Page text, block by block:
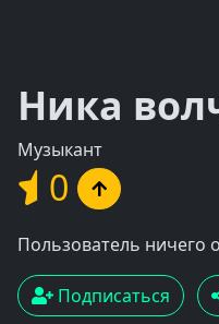
Ника
Музыкант
0
Пользователь ничего
Подписаться